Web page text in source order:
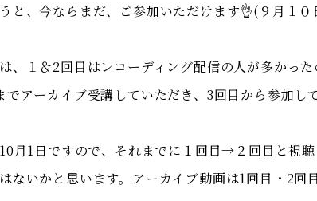
と、今ならまだ、ご参加いただけます👌(９月１０
、１＆2回目はレコーディング配信の人が多かっ
でアーカイブ受講していただき、3回目から参加
月1日ですので、それまでに１回目→２回目と視
ないかと思います。アーカイブ動画は1回目・2回